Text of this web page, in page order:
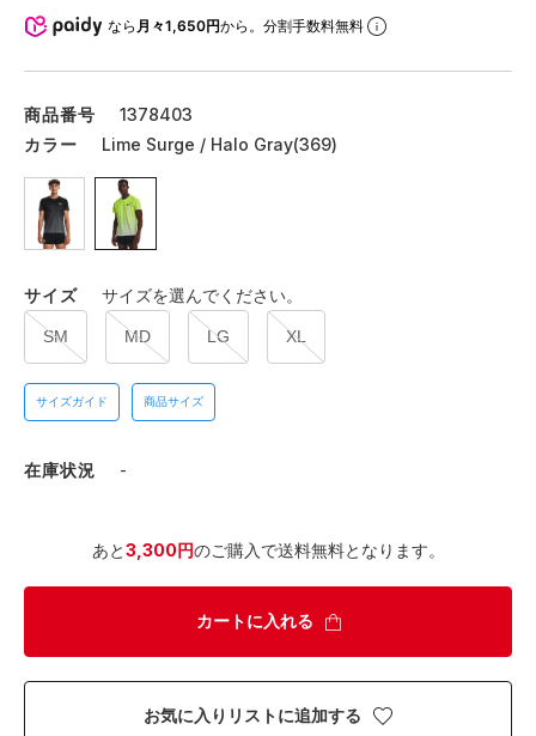
なら 月々1,650円から。分割手数料無料
商品番号
1378403
カラー
Lime Surge / Halo Gray(369)
サイズ サイズを選んでください。
SM MD LG XL
サイズガイド 商品サイズ
在庫状況 -
あと3,300円のご購入で送料無料となります。
カートに入れる
お気に入りリストに追加する